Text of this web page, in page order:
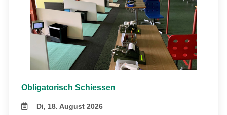
Obligatorisch Schiessen
Di, 18. August 2026